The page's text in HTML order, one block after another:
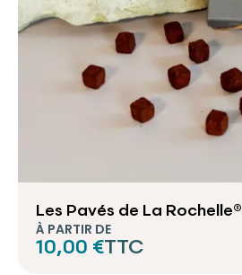
Les Pavés de La Rochelle®
À PARTIR DE
10,00 €TTC